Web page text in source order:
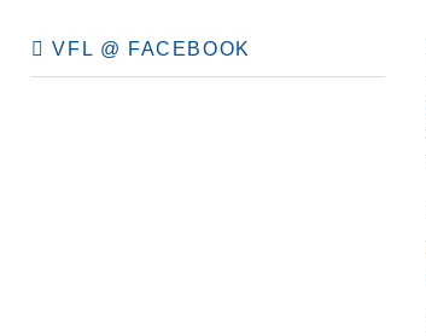
VFL @ FACEBOOK